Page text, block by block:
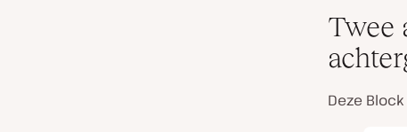
Twee
Deze